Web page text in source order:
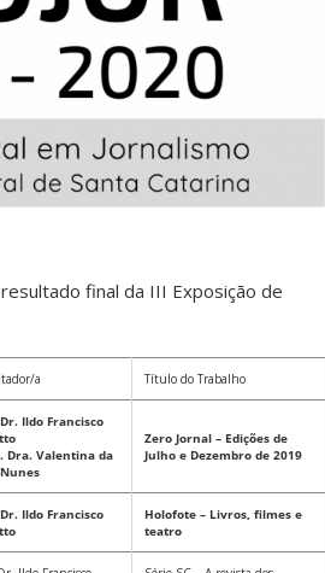
final da III Exposição de
a Título do Trabalho
Ildo Francisco
Dra. Valentina da
Zero Jornal – Edições de
Julho e Dezembro de 2019
Ildo Francisco
Holofote – Livros, filmes e
teatro